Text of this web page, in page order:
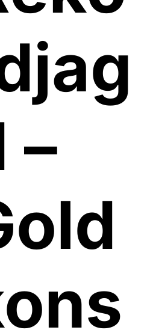
–